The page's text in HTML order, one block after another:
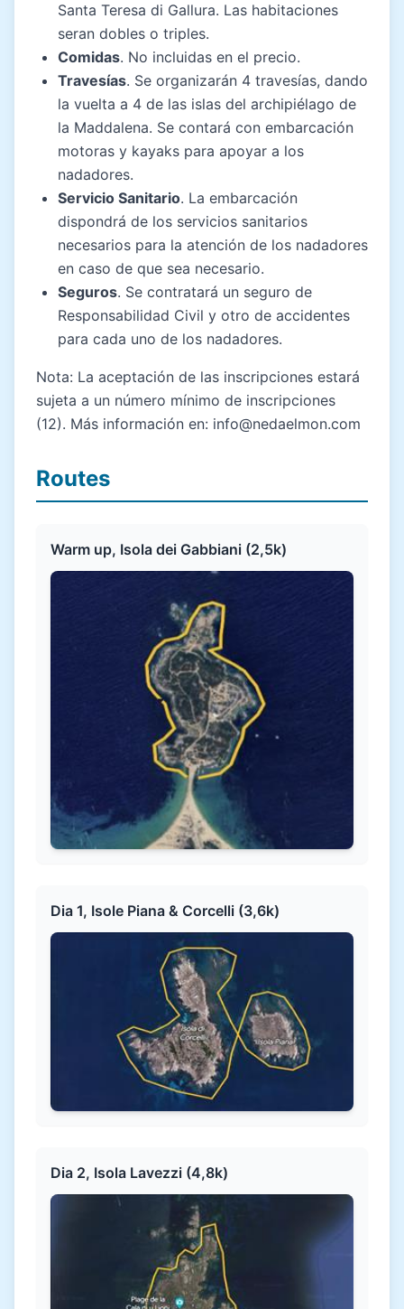
Santa Teresa di Gallura. Las habitaciones
seran dobles o triples.
Comidas. No incluidas en el precio.
Travesías. Se organizarán 4 travesías, dando
la vuelta a 4 de las islas del archipiélago de
la Maddalena. Se contará con embarcación
motoras y kayaks para apoyar a los
nadadores.
Servicio Sanitario. La embarcación
dispondrá de los servicios sanitarios
necesarios para la atención de los nadadores
en caso de que sea necesario.
Seguros. Se contratará un seguro de
Responsabilidad Civil y otro de accidentes
para cada uno de los nadadores.
Nota: La aceptación de las inscripciones estará
sujeta a un número mínimo de inscripciones
(12). Más información en: info@nedaelmon.com
Routes
Warm up, Isola dei Gabbiani (2,5k)
Dia 1, Isole Piana & Corcelli (3,6k)
Dia 2, Isola Lavezzi (4,8k)